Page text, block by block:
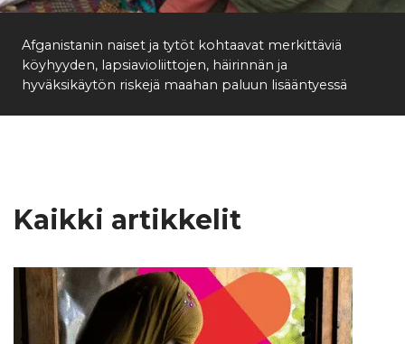
Afganistanin naiset ja tytöt kohtaavat merkittäviä
köyhyyden, lapsiavioliittojen, häirinnän ja
hyväksikäytön riskejä maahan paluun lisääntyessä
Kaikki artikkelit